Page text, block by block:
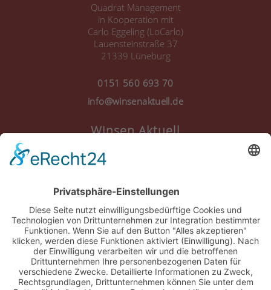
Quadrat Management
in Kooperation mit
Carlo Eggeling (LoCarlo)
Lauensteinstraße 37
21339 Lüneburg
0151 560 693 70
info@winsenaktuell.de
Winsen Aktuell
Nutzungsbedingungen
Über Uns
Datenschutz
Kontakt